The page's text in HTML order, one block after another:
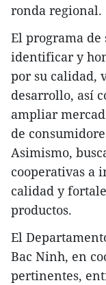
ronda regional.
El programa
identificar y
por su calidad,
desarrollo, así
ampliar
de
Asimismo,
cooperativas a
calidad y
productos.
El
Bac Ninh, en
pertinentes,